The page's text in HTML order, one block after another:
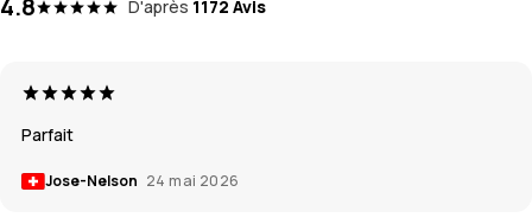
4.8 D'après 1172 Avis
Parfait
Jose-Nelson 24 mai 2026